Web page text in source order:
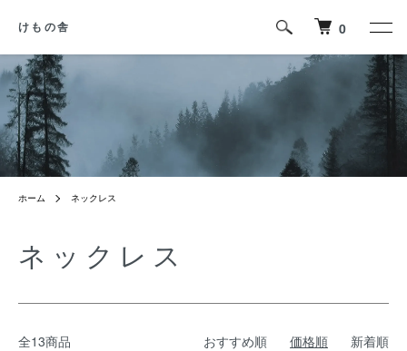
けもの舎 0
ホーム ネックレス
ネックレス
全13商品 おすすめ順 価格順 新着順